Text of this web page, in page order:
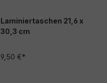
Laminiertaschen 21,6 x
30,3 cm
9,50 €*